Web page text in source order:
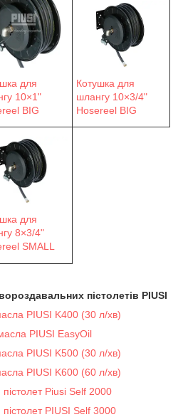
для
10×1"
BIG
Котушка для
шлангу 10×3/4"
Hosereel BIG
для
8×3/4"
SMALL
пістолетів PIUSI
PIUSI K400 (30 л/хв)
PIUSI EasyOil
PIUSI K500 (30 л/хв)
PIUSI K600 (60 л/хв)
Piusi Self 2000
PIUSI Self 3000